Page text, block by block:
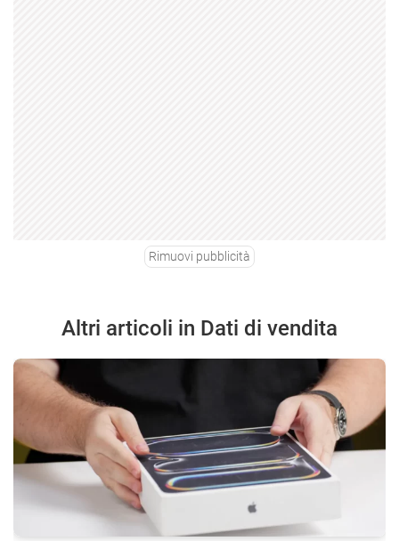
Rimuovi pubblicità
Altri articoli in Dati di vendita